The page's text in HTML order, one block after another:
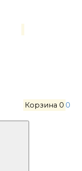
Корзина 0 0